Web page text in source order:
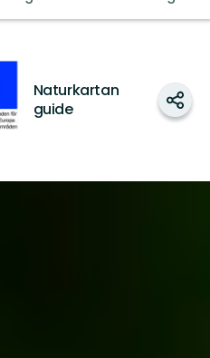
Naturkartan
guide
Dela